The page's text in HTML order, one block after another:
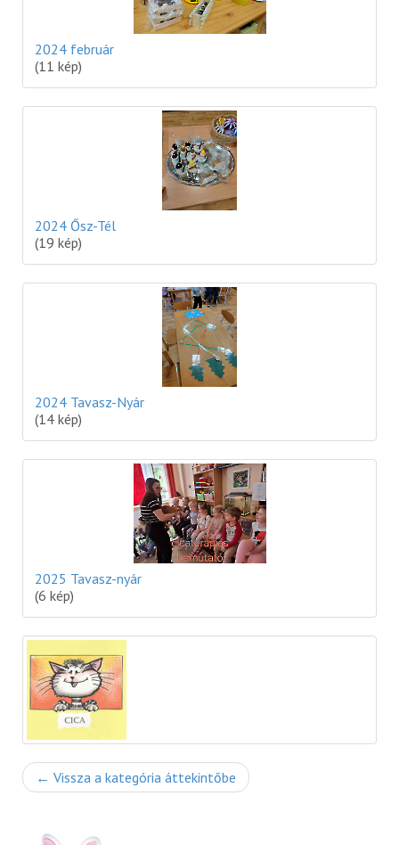
2024 február
(11 kép)
2024 Ősz-Tél
(19 kép)
2024 Tavasz-Nyár
(14 kép)
2025 Tavasz-nyár
(6 kép)
← Vissza a kategória áttekintőbe